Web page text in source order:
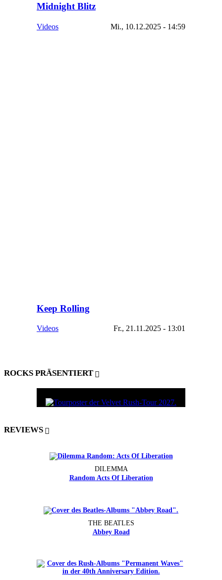
Midnight Blitz
Videos Mi., 10.12.2025 - 14:59
Keep Rolling
Videos Fr., 21.11.2025 - 13:01
ROCKS PRÄSENTIERT
REVIEWS
DILEMMA
Random Acts Of Liberation
THE BEATLES
Abbey Road